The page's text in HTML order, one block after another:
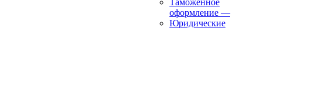
Таможенное
оформление —
Юридические